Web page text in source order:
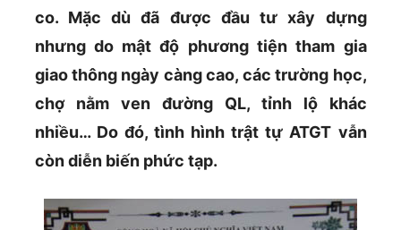
co. Mặc dù đã được đầu tư xây dựng
nhưng do mật độ phương tiện tham gia
giao thông ngày càng cao, các trường học,
chợ nằm ven đường QL, tỉnh lộ khác
nhiều… Do đó, tình hình trật tự ATGT vẫn
còn diễn biến phức tạp.